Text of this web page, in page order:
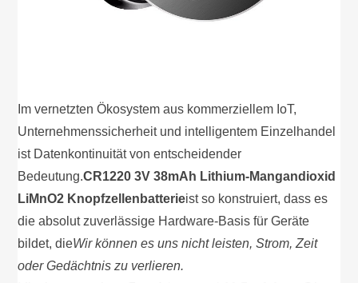
Im vernetzten Ökosystem aus kommerziellem IoT,
Unternehmenssicherheit und intelligentem Einzelhandel
ist Datenkontinuität von entscheidender
Bedeutung.CR1220 3V 38mAh Lithium-Mangandioxid
LiMnO2 Knopfzellenbatterieist so konstruiert, dass es
die absolut zuverlässige Hardware-Basis für Geräte
bildet, dieWir können es uns nicht leisten, Strom, Zeit
oder Gedächtnis zu verlieren.